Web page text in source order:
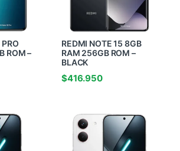
ROM –
REDMI NOTE 15 8GB
RAM 256GB ROM –
BLACK
$416.950